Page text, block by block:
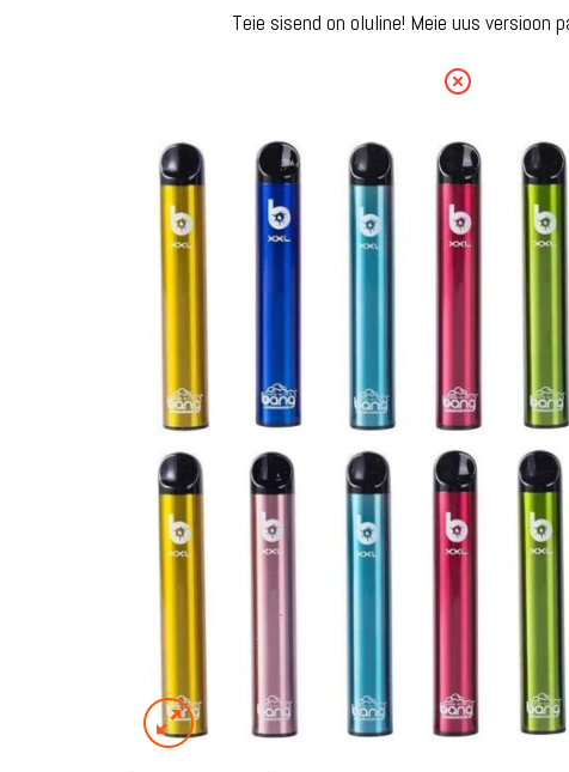
Teie sisend on oluline! Meie uus